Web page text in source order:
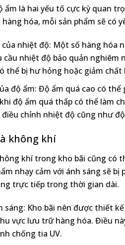
ẩm là hai yếu tố cực kỳ quan
hóa, mỗi sản phẩm sẽ có
nhiệt độ: Một số hàng hóa
cầu nhiệt độ bảo quản nghiêm
thể bị hư hỏng hoặc giảm chất
độ ẩm: Độ ẩm quá cao có
độ ẩm quá thấp có thể làm
điều chỉnh nhiệt độ cũng như
không khí
khí trong kho bãi cũng có
nhạy cảm với ánh sáng sẽ
trực tiếp trong thời gian dài.
sáng: Kho bãi nên được thiết
vực lưu trữ hàng hóa. Điều
chống tia UV.